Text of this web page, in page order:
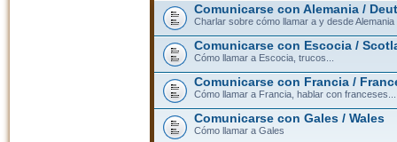
Comunicarse con Alemania /
Charlar sobre cómo llamar a y desde Alemania
Comunicarse con Escocia /
Cómo llamar a Escocia, trucos...
Comunicarse con Francia /
Cómo llamar a Francia, hablar con franceses...
Comunicarse con Gales / Wales
Cómo llamar a Gales